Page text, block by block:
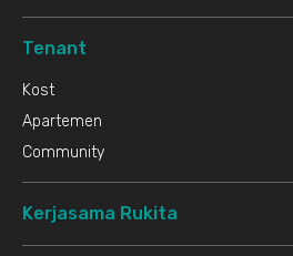
Tenant
Kost
Apartemen
Community
Kerjasama Rukita